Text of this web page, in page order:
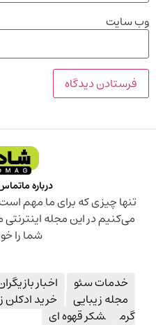
وب‌ سایت
درباره ما
تنها چیزی که برای ما
می‌کنیم در این مجله
شما را
خدمات سئو اخبار
مجله زیبایی
خرید ادکلن
گرم
شکر قهوه ای